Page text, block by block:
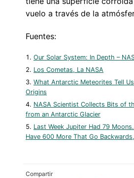
vuelo a través de la
Fuentes:
Our Solar System: In Depth –
Los Cometas, La NASA
What Antarctic Meteorites Tell
Origins
NASA Scientist Collects Bits of
from an Antarctic Glacier
Last Week Jupiter Had 79
Have 600 More That Go
Compartir